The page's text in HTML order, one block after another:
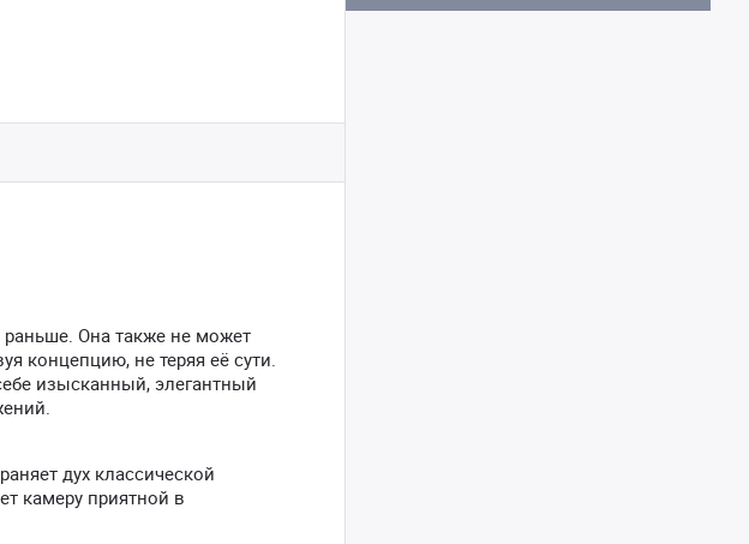
Она также не может
концепцию, не теряя её сути.
изысканный, элегантный
дух классической
камеру приятной в